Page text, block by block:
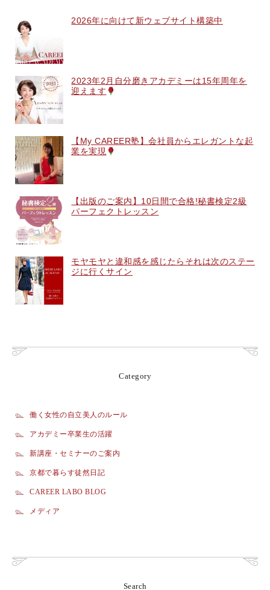
2026年に向けて新ウェブサイト構築中
2023年2月自分磨きアカデミーは15年周年を
迎えます
【My CAREER塾】会社員からエレガントな起
業を実現
【出版のご案内】10日間で合格!秘書検定2級
パーフェクトレッスン
モヤモヤと違和感を感じたらそれは次のステー
ジに行くサイン
Category
働く女性の自立美人のルール
アカデミー卒業生の活躍
新講座・セミナーのご案内
京都で暮らす徒然日記
CAREER LABO BLOG
メディア
Search